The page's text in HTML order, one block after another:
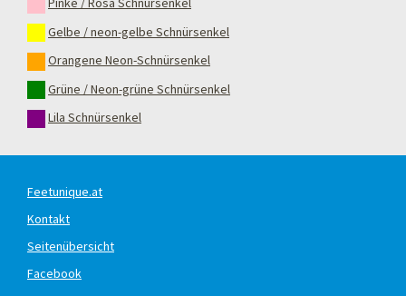
Gelbe / neon-gelbe Schnürsenkel
Orangene Neon-Schnürsenkel
Grüne / Neon-grüne Schnürsenkel
Lila Schnürsenkel
Feetunique.at
Kontakt
Seitenübersicht
Facebook